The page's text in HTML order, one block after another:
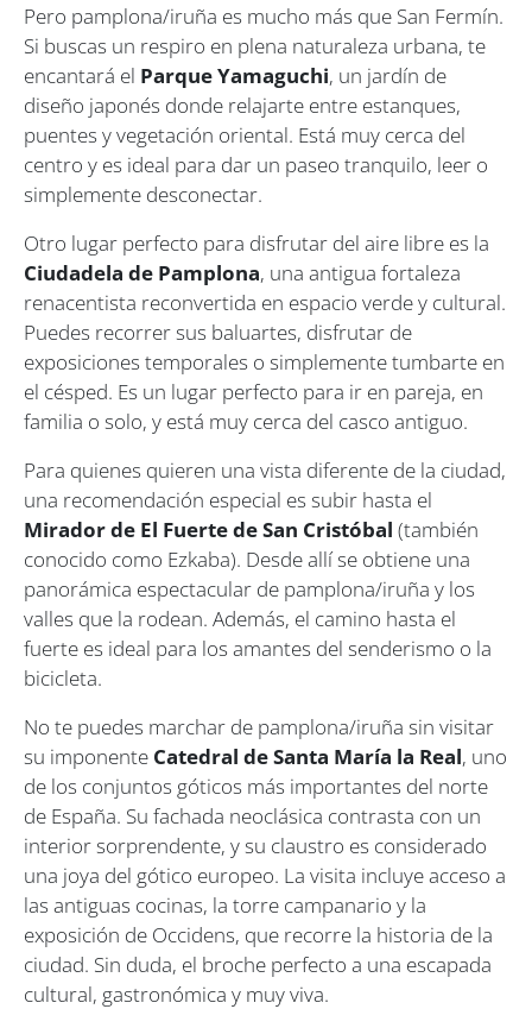
Pero pamplona/iruña es mucho más que San Fermín.
Si buscas un respiro en plena naturaleza urbana, te
encantará el Parque Yamaguchi, un jardín de
diseño japonés donde relajarte entre estanques,
puentes y vegetación oriental. Está muy cerca del
centro y es ideal para dar un paseo tranquilo, leer o
simplemente desconectar.
Otro lugar perfecto para disfrutar del aire libre es la
Ciudadela de Pamplona, una antigua fortaleza
renacentista reconvertida en espacio verde y cultural.
Puedes recorrer sus baluartes, disfrutar de
exposiciones temporales o simplemente tumbarte en
el césped. Es un lugar perfecto para ir en pareja, en
familia o solo, y está muy cerca del casco antiguo.
Para quienes quieren una vista diferente de la ciudad,
una recomendación especial es subir hasta el
Mirador de El Fuerte de San Cristóbal (también
conocido como Ezkaba). Desde allí se obtiene una
panorámica espectacular de pamplona/iruña y los
valles que la rodean. Además, el camino hasta el
fuerte es ideal para los amantes del senderismo o la
bicicleta.
No te puedes marchar de pamplona/iruña sin visitar
su imponente Catedral de Santa María la Real, uno
de los conjuntos góticos más importantes del norte
de España. Su fachada neoclásica contrasta con un
interior sorprendente, y su claustro es considerado
una joya del gótico europeo. La visita incluye acceso a
las antiguas cocinas, la torre campanario y la
exposición de Occidens, que recorre la historia de la
ciudad. Sin duda, el broche perfecto a una escapada
cultural, gastronómica y muy viva.